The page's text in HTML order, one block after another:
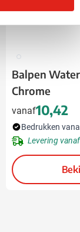
032
Balpen
Chrome
vanaf10,42
Bedrukken
Levering vanaf